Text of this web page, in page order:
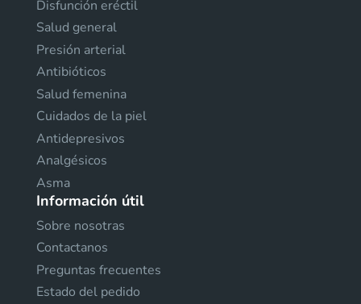
Disfunción eréctil
Salud general
Presión arterial
Antibióticos
Salud femenina
Cuidados de la piel
Antidepresivos
Analgésicos
Asma
Información útil
Sobre nosotras
Contactanos
Preguntas frecuentes
Estado del pedido